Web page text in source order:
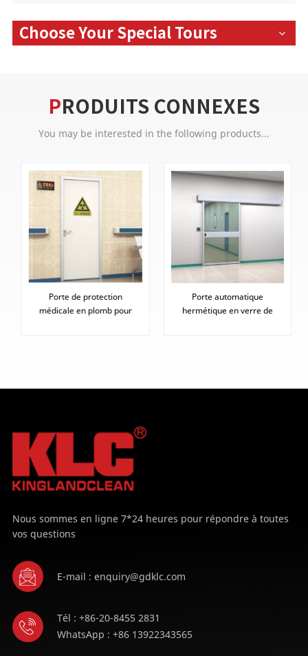
Choose Your Special Tours
PRODUITS CONNEXES
You may be interested in the following products...
Porte de protection
médicale en plomb pour
APPRENDRE
ENCORE PLUS
Porte automatique
hermétique en verre de
Nous sommes en ligne 7*24 heures pour répondre à toutes
vos questions
E-mail : enquiry@gdklc.com
Tél : +86-20-8455 2831
WhatsApp : +86 13922343565